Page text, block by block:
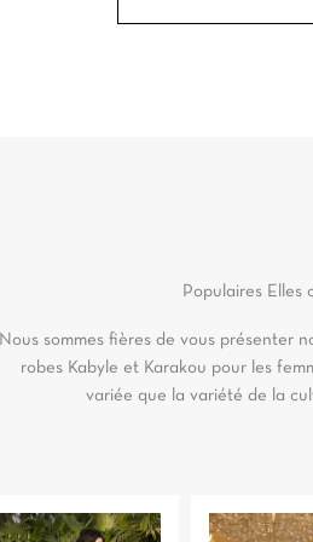
Populaires Elles
Nous sommes fières de vous présenter
robes Kabyle et Karakou pour les
variée que la variété de la